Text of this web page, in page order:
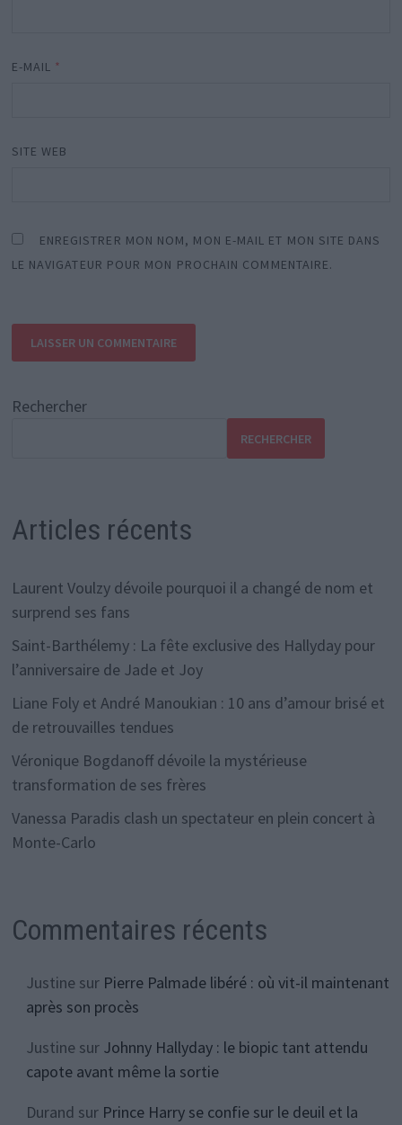
E-MAIL *
SITE WEB
ENREGISTRER MON NOM, MON E-MAIL ET MON SITE DANS
LE NAVIGATEUR POUR MON PROCHAIN COMMENTAIRE.
Rechercher
RECHERCHER
Articles récents
Laurent Voulzy dévoile pourquoi il a changé de nom et
surprend ses fans
Saint-Barthélemy : La fête exclusive des Hallyday pour
l’anniversaire de Jade et Joy
Liane Foly et André Manoukian : 10 ans d’amour brisé et
de retrouvailles tendues
Véronique Bogdanoff dévoile la mystérieuse
transformation de ses frères
Vanessa Paradis clash un spectateur en plein concert à
Monte-Carlo
Commentaires récents
Justinesur Pierre Palmade libéré : où vit-il maintenant
après son procès
Justinesur Johnny Hallyday : le biopic tant attendu
capote avant même la sortie
Durand sur Prince Harry se confie sur le deuil et la